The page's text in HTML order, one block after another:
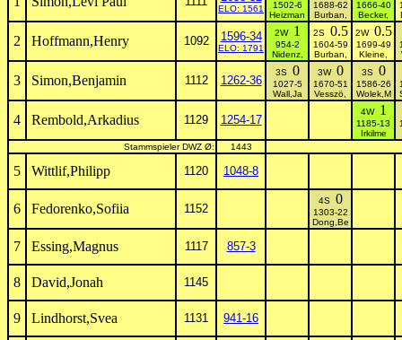
ELO: 1561
1502-6
Heizman
1688-62
Burban,
1666-40
Becker,
2 Hoffmann,Henry 1092 1596-34
ELO: 1791
2W 1
954-2
Nidenz,
2S 0.5
1604-59
Burban,
2W 0.5
1699-49
Kleine,
3 Simon,Benjamin 1112 1262-36
3S 0
1027-5
Wall,Ja
3W 0
1670-51
Vesszö,
3S 0
1586-26
Wolek,M
4 Rembold,Arkadius 1129 1254-17
4W 1
1185-13
Irkilme
Stammspieler DWZ Ø: 1443
5 Wittlif,Philipp 1120 1048-8
6 Fedorenko,Sofiia 1152
4S 0
1303-22
Dong,Be
7 Essing,Magnus 1117 857-3
8 David,Jonah 1145
9 Lindhorst,Svea 1131 941-16